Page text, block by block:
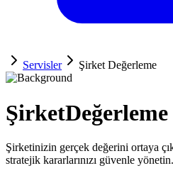
Servisler Şirket Değerleme
ŞirketDeğerleme
Şirketinizin gerçek değerini ortaya
stratejik kararlarınızı güvenle yönetin.